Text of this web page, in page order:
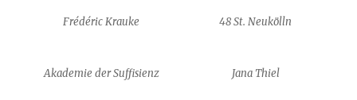
Frédéric Krauke 48 St. Neukölln
Akademie der Suffisienz Jana Thiel